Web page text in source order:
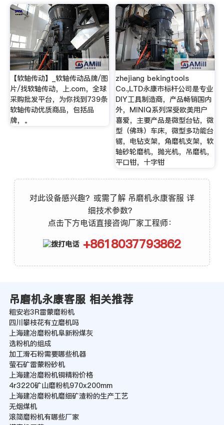
【软轴传动】_软轴传动品牌/图
片/找软轴传动，上.com，全球
采购批发平台，为你找到739条
软轴传动优质商品，包括品
牌，。
zhejiang bekingtools
Co.,LTD永康市标杆公司是专业
DIY工具制造商，产品畅销国内
外，MINIQ系列深受欧美用户
喜爱，主要产品是微型台钻，微
型（佛珠）车床，微型多功能台
锯，电钻支架，角磨机支架，软
轴砂轮磨机，抛光机，吊磨机，
平口钳，十字钳
对此设备感兴趣？或需了解 吊磨机永康客服 详
细技术参数？
点击下方电话直接咨询厂家工程师：
+8618037793862
吊磨机永康客服 相关推荐
粗安岩3R雷蒙磨粉机
四川攀枝花有立磨机吗
上海建冶磨粉机阜新粉煤灰
选粉机的组成
加工滑石粉需要哪些机器
萤石矿雷蒙粉砂机
上海建冶磨粉机铜精粉价格
4r3220矿山磨粉机970x200mm
上海建冶磨粉机磨细矿渣粉的生产工艺
无烟煤机
滚简磨粉机有哪些厂家